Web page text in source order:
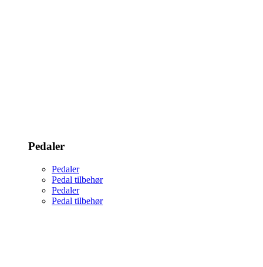
Pedaler
Pedaler
Pedal tilbehør
Pedaler
Pedal tilbehør